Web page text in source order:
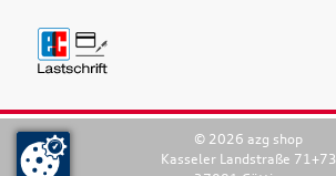
© 2026 azg shop
Kasseler Landstraße 71+73